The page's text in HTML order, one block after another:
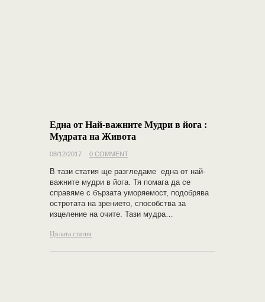
Една от Най-важните Мудри в йога :
Мудрата на Живота
08/12/2017 0 COMMENT
В тази статия ще разгледаме една от най-
важните мудри в йога. Тя помага да се
справяме с бързата уморяемост, подобрява
остротата на зрението, способства за
изцеление на очите. Тази мудра…
Цялата статия